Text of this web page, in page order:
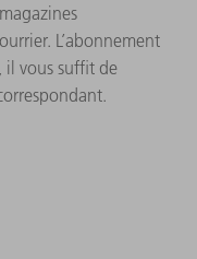
L’abonnement
il vous suffit de